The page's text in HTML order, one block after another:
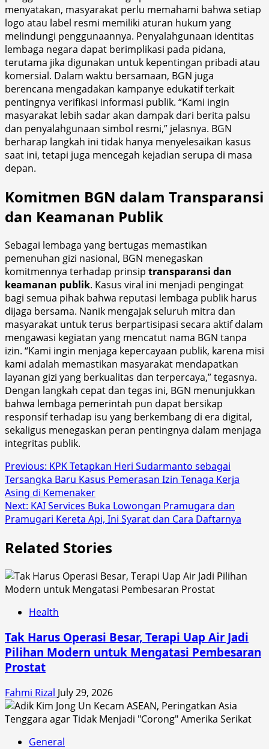
menyatakan, masyarakat perlu memahami bahwa setiap
logo atau label resmi memiliki aturan hukum yang
melindungi penggunaannya. Penyalahgunaan identitas
lembaga negara dapat berimplikasi pada pidana,
terutama jika digunakan untuk kepentingan pribadi atau
komersial. Dalam waktu bersamaan, BGN juga
berencana mengadakan kampanye edukatif terkait
pentingnya verifikasi informasi publik. “Kami ingin
masyarakat lebih sadar akan dampak dari berita palsu
dan penyalahgunaan simbol resmi,” jelasnya. BGN
berharap langkah ini tidak hanya menyelesaikan kasus
saat ini, tetapi juga mencegah kejadian serupa di masa
depan.
Komitmen BGN dalam Transparansi
dan Keamanan Publik
Sebagai lembaga yang bertugas memastikan
pemenuhan gizi nasional, BGN menegaskan
komitmennya terhadap prinsip transparansi dan
keamanan publik. Kasus viral ini menjadi pengingat
bagi semua pihak bahwa reputasi lembaga publik harus
dijaga bersama. Nanik mengajak seluruh mitra dan
masyarakat untuk terus berpartisipasi secara aktif dalam
mengawasi kegiatan yang mencatut nama BGN tanpa
izin. “Kami ingin menjaga kepercayaan publik, karena misi
kami adalah memastikan masyarakat mendapatkan
layanan gizi yang berkualitas dan terpercaya,” tegasnya.
Dengan langkah cepat dan tegas ini, BGN menunjukkan
bahwa lembaga pemerintah pun dapat bersikap
responsif terhadap isu yang berkembang di era digital,
sekaligus menegaskan peran pentingnya dalam menjaga
integritas publik.
Post
navigation
Previous: KPK Tetapkan Heri Sudarmanto sebagai
Tersangka Baru Kasus Pemerasan Izin Tenaga Kerja
Asing di Kemenaker
Next: KAI Services Buka Lowongan Pramugara dan
Pramugari Kereta Api, Ini Syarat dan Cara Daftarnya
Related Stories
Health
Tak Harus Operasi Besar, Terapi Uap Air Jadi
Pilihan Modern untuk Mengatasi Pembesaran
Prostat
Fahmi Rizal July 29, 2026
General